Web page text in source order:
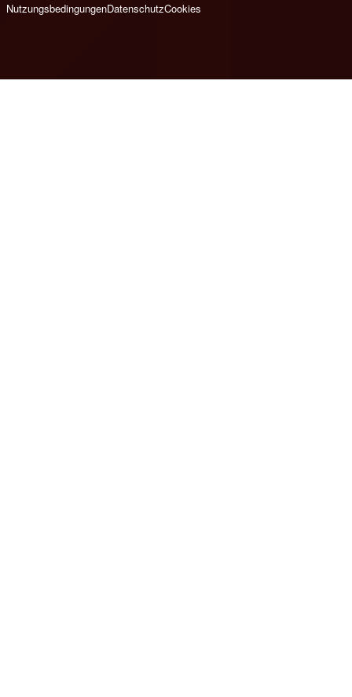
NutzungsbedingungenDatenschutzCookies